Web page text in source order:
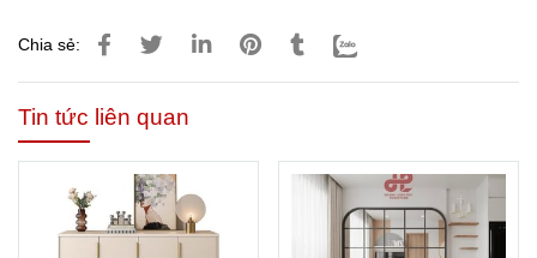
Chia sẻ:
Tin tức liên quan